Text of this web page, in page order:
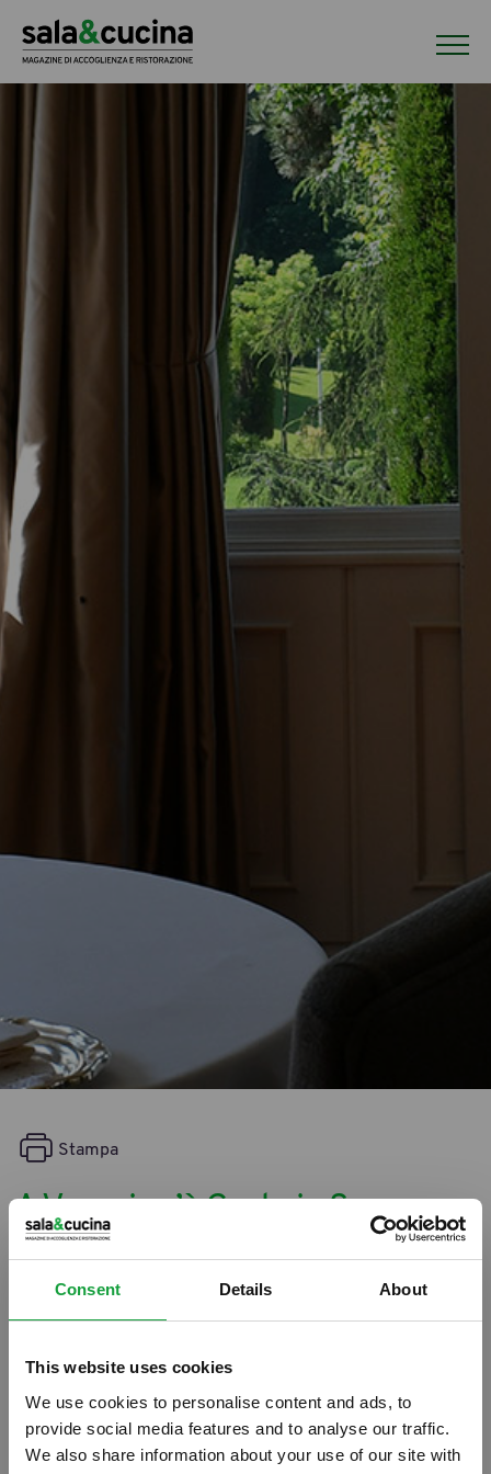
Consent Details About
This website uses cookies
We use cookies to personalise content and ads, to
provide social media features and to analyse our traffic.
We also share information about your use of our site with
A Venezia c’è Gusto in Scena
Stampa
06/04/2012